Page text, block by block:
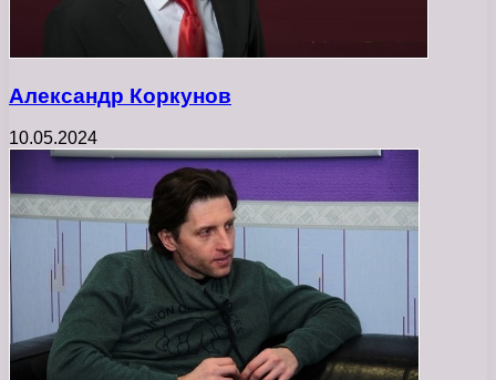
Александр Коркунов
10.05.2024